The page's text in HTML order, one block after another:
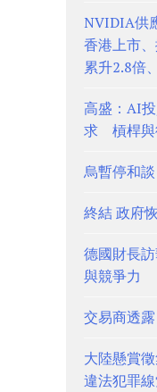
NVIDIA供
香港上市
累升2.8倍
高盛：AI
求 槓桿與
烏暫停和
終結 政府
德國財長
與競爭力
交易商透
大陸懸賞
違法犯罪